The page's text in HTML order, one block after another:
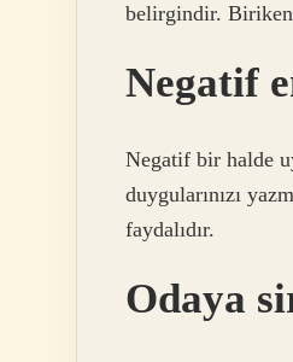
belirgindir.
Negatif
Negatif bir halde
duygularınızı
faydalıdır.
Odaya